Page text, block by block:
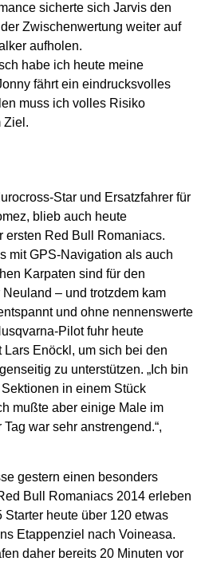
sicherte sich Jarvis den
Zwischenwertung weiter auf
aufholen.
habe ich heute meine
fährt ein eindrucksvolles
muss ich volles Risiko
Ziel.
Star und Ersatzfahrer für
blieb auch heute
ersten Red Bull Romaniacs.
mit GPS-Navigation als auch
Karpaten sind für den
– und trotzdem kam
und ohne nennenswerte
Pilot fuhr heute
Enöckl, um sich bei den
zu unterstützen. „Ich bin
in einem Stück
mußte aber einige Male im
war sehr anstrengend.“,
gestern einen besonders
Bull Romaniacs 2014 erleben
Starter heute über 120 etwas
Etappenziel nach Voineasa.
daher bereits 20 Minuten vor